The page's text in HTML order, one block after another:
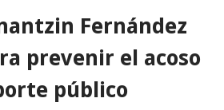
Fernández
prevenir el acoso
público